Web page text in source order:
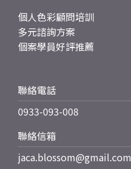
個人色彩顧問培訓
多元諮詢方案
個案學員好評推薦
聯絡電話
0933-093-008
聯絡信箱
jaca.blossom@gmail.com